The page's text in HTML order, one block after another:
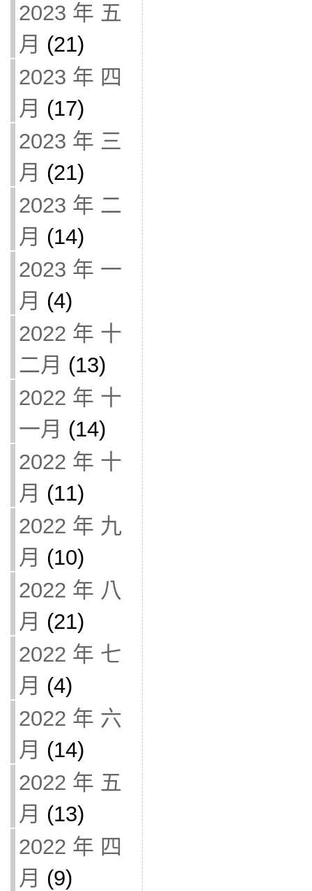
2023 年 五
月 (21)
2023 年 四
月 (17)
2023 年 三
月 (21)
2023 年 二
月 (14)
2023 年 一
月 (4)
2022 年 十
二月 (13)
2022 年 十
一月 (14)
2022 年 十
月 (11)
2022 年 九
月 (10)
2022 年 八
月 (21)
2022 年 七
月 (4)
2022 年 六
月 (14)
2022 年 五
月 (13)
2022 年 四
月 (9)